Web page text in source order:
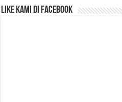
Like Kami di Facebook